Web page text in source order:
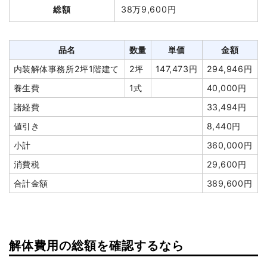
100,000円
消費税
0円
合計金額
100,000円
円
1,573,740円
値引き
0円
小計
10,900,000
円
消費税
872,000円
合計金額
11,772,000
円
坪数 58坪
総額 38万9,600円
品名 数量 単価
金額
内装解体事務所2坪1階建て
2坪 147,473円
294,946円
養生費
1式
40,000円
諸経費
33,494円
値引き
8,440円
小計
360,000円
消費税
29,600円
合計金額
389,600円
解体費用の総額を確認するなら